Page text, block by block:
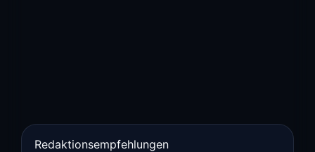
Redaktionsempfehlungen